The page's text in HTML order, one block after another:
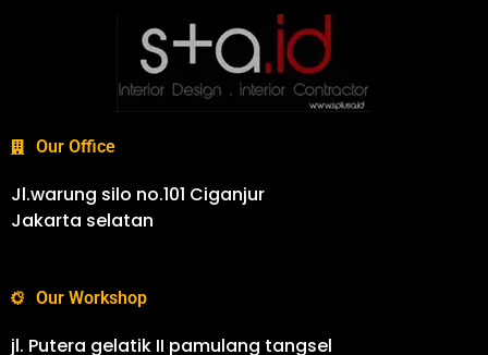
Our Office
Jl.warung silo no.101 Ciganjur
Jakarta selatan
Our Workshop
jl. Putera gelatik II pamulang tangsel